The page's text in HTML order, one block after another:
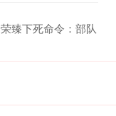
臻下死命令：部队